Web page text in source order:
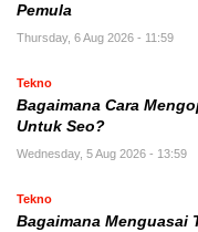
Pemula
Thursday, 6 Aug 2026 - 11:59
Tekno
Bagaimana Cara
Untuk Seo?
Wednesday, 5 Aug 2026 - 13:59
Tekno
Bagaimana Menguasai